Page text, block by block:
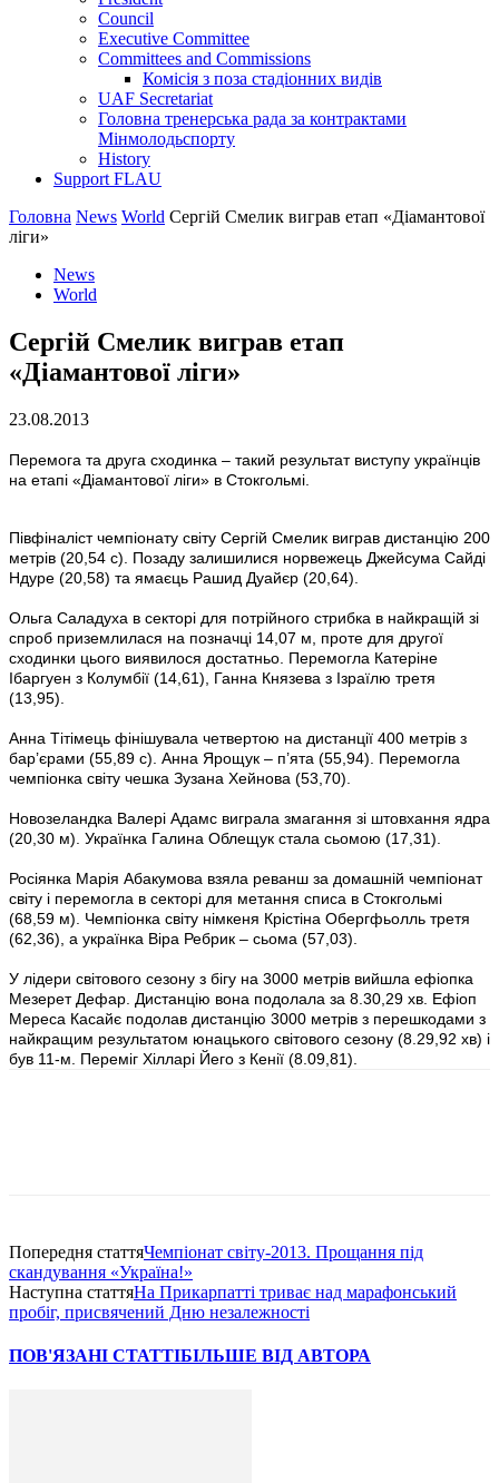
Council
Executive Committee
Committees and Commissions
Комісія з поза стадіонних видів
UAF Secretariat
Головна тренерська рада за контрактами
Мінмолодьспорту
History
Support FLAU
Головна News World Сергій Смелик виграв етап «Діамантової
ліги»
News
World
Сергій Смелик виграв етап
«Діамантової ліги»
23.08.2013
Перемога та друга сходинка – такий результат виступу українців
на етапі «Діамантової ліги» в Стокгольмі.
Півфіналіст чемпіонату світу Сергій Смелик виграв дистанцію 200
метрів (20,54 с). Позаду залишилися норвежець Джейсума Сайді
Ндуре (20,58) та ямаєць Рашид Дуайєр (20,64).
Ольга Саладуха в секторі для потрійного стрибка в найкращій зі
спроб приземлилася на позначці 14,07 м, проте для другої
сходинки цього виявилося достатньо. Перемогла Катеріне
Ібаргуен з Колумбії (14,61), Ганна Князева з Ізраїлю третя
(13,95).
Анна Тітімець фінішувала четвертою на дистанції 400 метрів з
бар’єрами (55,89 с). Анна Ярощук – п’ята (55,94). Перемогла
чемпіонка світу чешка Зузана Хейнова (53,70).
Новозеландка Валері Адамс виграла змагання зі штовхання ядра
(20,30 м). Українка Галина Облещук стала сьомою (17,31).
Росіянка Марія Абакумова взяла реванш за домашній чемпіонат
світу і перемогла в секторі для метання списа в Стокгольмі
(68,59 м). Чемпіонка світу німкеня Крістіна Обергфьолль третя
(62,36), а українка Віра Ребрик – сьома (57,03).
У лідери світового сезону з бігу на 3000 метрів вийшла ефіопка
Мезерет Дефар. Дистанцію вона подолала за 8.30,29 хв. Ефіоп
Мереса Касайє подолав дистанцію 3000 метрів з перешкодами з
найкращим результатом юнацького світового сезону (8.29,92 хв) і
був 11-м. Переміг Хілларі Йего з Кенії (8.09,81).
Попередня статтяЧемпіонат світу-2013. Прощання під
скандування «Україна!»
Наступна статтяНа Прикарпатті триває над марафонський
пробіг, присвячений Дню незалежності
ПОВ'ЯЗАНІ СТАТТІБІЛЬШЕ ВІД АВТОРА